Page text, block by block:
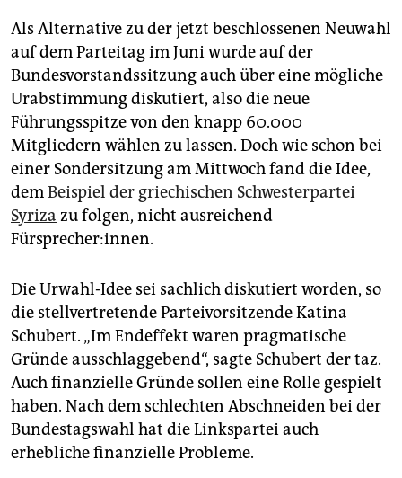
Als Alternative zu der jetzt beschlossenen Neuwahl
auf dem Parteitag im Juni wurde auf der
Bundesvorstandssitzung auch über eine mögliche
Urabstimmung diskutiert, also die neue
Führungsspitze von den knapp 60.000
Mitgliedern wählen zu lassen. Doch wie schon bei
einer Sondersitzung am Mittwoch fand die Idee,
demBeispiel der griechischen Schwesterpartei
Syriza zu folgen, nicht ausreichend
Fürsprecher:innen.
Die Urwahl-Idee sei sachlich diskutiert worden, so
die stellvertretende Parteivorsitzende Katina
Schubert. „Im Endeffekt waren pragmatische
Gründe ausschlaggebend“, sagte Schubert der taz.
Auch finanzielle Gründe sollen eine Rolle gespielt
haben. Nach dem schlechten Abschneiden bei der
Bundestagswahl hat die Linkspartei auch
erhebliche finanzielle Probleme.